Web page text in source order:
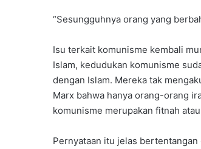
“Sesungguhnya orang yang
Isu terkait komunisme kembali
Islam, kedudukan komunisme
dengan Islam. Mereka tak
Marx bahwa hanya orang-orang
komunisme merupakan fitnah
Pernyataan itu jelas